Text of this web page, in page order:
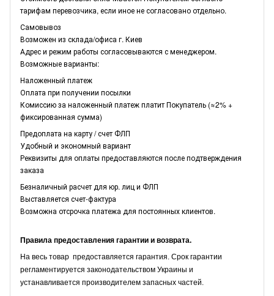
тарифам перевозчика, если иное не согласовано отдельно.
Самовывоз
Возможен из склада/офиса г. Киев
Адрес и режим работы согласовываются с менеджером.
Возможные варианты:
Наложенный платеж
Оплата при получении посылки
Комиссию за наложенный платеж платит Покупатель (≈2% +
фиксированная сумма)
Предоплата на карту / счет ФЛП
Удобный и экономный вариант
Реквизиты для оплаты предоставляются после подтверждения
заказа
Безналичный расчет для юр. лиц и ФЛП
Выставляется счет-фактура
Возможна отсрочка платежа для постоянных клиентов.
Правила предоставления гарантии и возврата.
На весь товар предоставляется гарантия. Срок гарантии
регламентируется законодательством Украины и
устанавливается производителем запасных частей.